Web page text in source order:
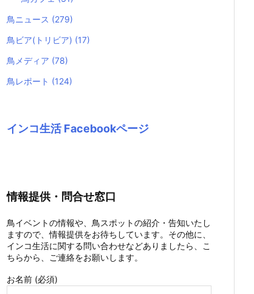
鳥ニュース (279)
鳥ビア(トリビア) (17)
鳥メディア (78)
鳥レポート (124)
インコ生活 Facebookページ
情報提供・問合せ窓口
鳥イベントの情報や、鳥スポットの紹介・告知いたし
ますので、情報提供をお待ちしています。その他に、
インコ生活に関する問い合わせなどありましたら、こ
ちらから、ご連絡をお願いします。
お名前 (必須)